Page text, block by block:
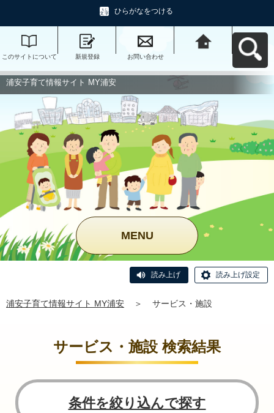
ひらがなをつける
このサイトについて 新規登録 お問い合わせ
浦安子育て情報サイト MY浦安
MENU
読み上げ 読み上げ設定
浦安子育て情報サイト MY浦安 ＞ サービス・施設
サービス・施設 検索結果
条件を絞り込んで探す